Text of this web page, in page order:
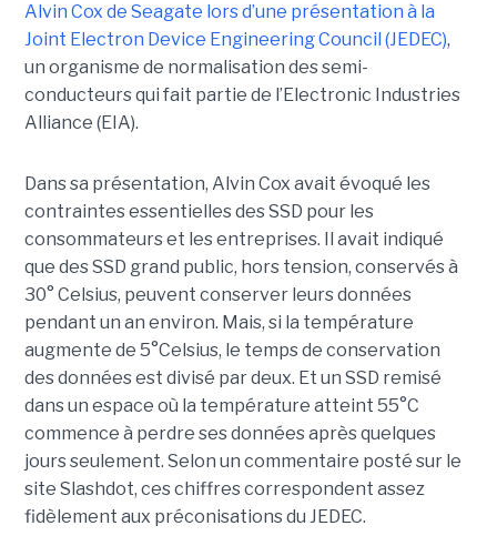
Alvin Cox de Seagate lors d’une présentation à la
Joint Electron Device Engineering Council (JEDEC),
un organisme de normalisation des semi-
conducteurs qui fait partie de l’Electronic Industries
Alliance (EIA).
Dans sa présentation, Alvin Cox avait évoqué les
contraintes essentielles des SSD pour les
consommateurs et les entreprises. Il avait indiqué
que des SSD grand public, hors tension, conservés à
30° Celsius, peuvent conserver leurs données
pendant un an environ. Mais, si la température
augmente de 5°Celsius, le temps de conservation
des données est divisé par deux. Et un SSD remisé
dans un espace où la température atteint 55°C
commence à perdre ses données après quelques
jours seulement. Selon un commentaire posté sur le
site Slashdot, ces chiffres correspondent assez
fidèlement aux préconisations du JEDEC.